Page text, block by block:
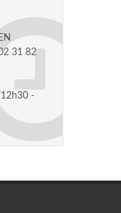
31 82
-